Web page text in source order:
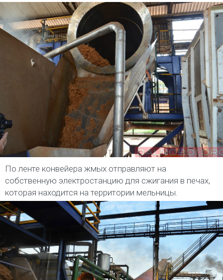
По ленте конвейера жмых отправляют на
собственную электростанцию для сжигания в печах,
которая находится на территории мельницы.